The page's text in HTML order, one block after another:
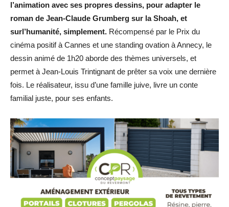
l’animation avec ses propres dessins, pour adapter le
roman de Jean-Claude Grumberg sur laShoah, et
surl’humanité, simplement. Récompensé par le Prix du
cinéma positif à Cannes et une standing ovation à Annecy, le
dessin animé de 1h20 aborde des thèmes universels, et
permet à Jean-Louis Trintignant de prêter sa voix une dernière
fois. Le réalisateur, issu d’une famille juive, livre un conte
familial juste, pour ses enfants.